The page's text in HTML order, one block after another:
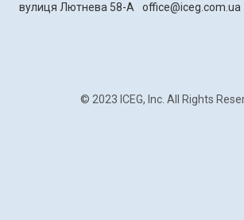
вулиця Лютнева 58-А
office@iceg.com.ua
© 2023 ICEG, Inc. All Rights